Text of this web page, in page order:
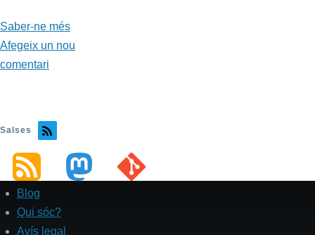
Saber-ne més
propòsit
Afegeix un nou
comentari
Salses
Pied
de
Blog
Qui sóc?
Avís legal